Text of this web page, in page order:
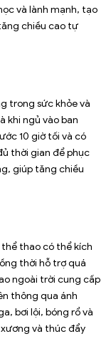
và lành mạnh, tạo
chiều cao tự
trong sức khỏe và
khi ngủ vào ban
10 giờ tối và có
thời gian để phục
giúp tăng chiều
thao có thể kích
thời hỗ trợ quá
ngoài trời cung cấp
thông qua ánh
bơi lội, bóng rổ và
và thúc đẩy